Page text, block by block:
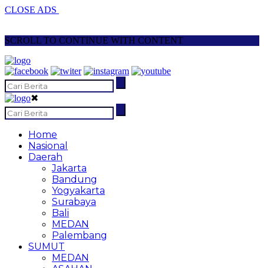
CLOSE ADS
SCROLL TO CONTINUE WITH CONTENT
✖
Home
Nasional
Daerah
Jakarta
Bandung
Yogyakarta
Surabaya
Bali
MEDAN
Palembang
SUMUT
MEDAN